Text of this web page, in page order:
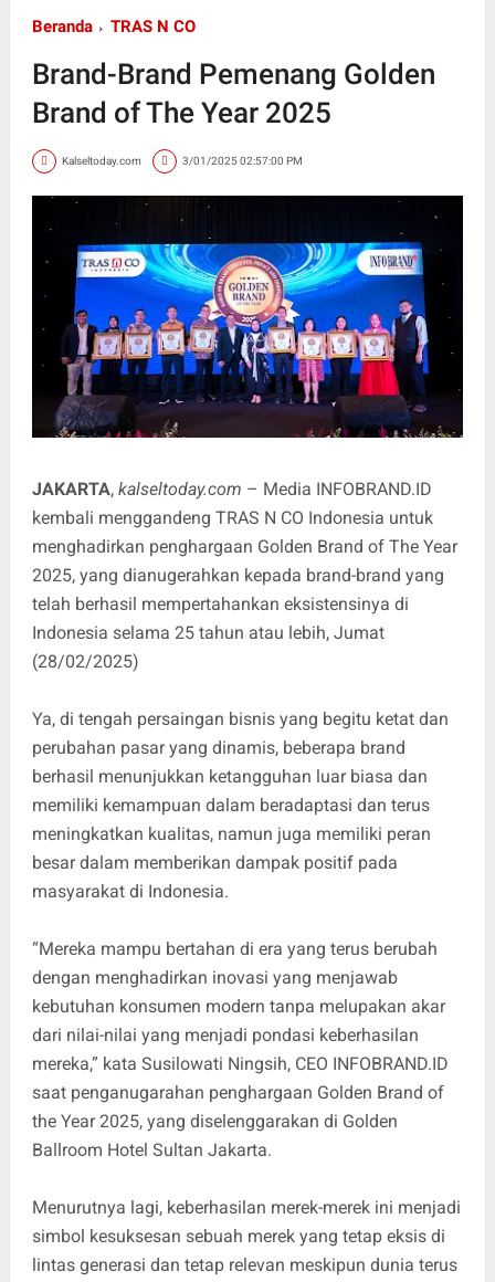
Beranda TRAS N CO
Brand-Brand Pemenang Golden
Brand of The Year 2025
Kalseltoday.com 3/01/2025 02:57:00 PM
JAKARTA, kalseltoday.com – Media INFOBRAND.ID
kembali menggandeng TRAS N CO Indonesia untuk
menghadirkan penghargaan Golden Brand of The Year
2025, yang dianugerahkan kepada brand-brand yang
telah berhasil mempertahankan eksistensinya di
Indonesia selama 25 tahun atau lebih, Jumat
(28/02/2025)
Ya, di tengah persaingan bisnis yang begitu ketat dan
perubahan pasar yang dinamis, beberapa brand
berhasil menunjukkan ketangguhan luar biasa dan
memiliki kemampuan dalam beradaptasi dan terus
meningkatkan kualitas, namun juga memiliki peran
besar dalam memberikan dampak positif pada
masyarakat di Indonesia.
“Mereka mampu bertahan di era yang terus berubah
dengan menghadirkan inovasi yang menjawab
kebutuhan konsumen modern tanpa melupakan akar
dari nilai-nilai yang menjadi pondasi keberhasilan
mereka,” kata Susilowati Ningsih, CEO INFOBRAND.ID
saat penganugarahan penghargaan Golden Brand of
the Year 2025, yang diselenggarakan di Golden
Ballroom Hotel Sultan Jakarta.
Menurutnya lagi, keberhasilan merek-merek ini menjadi
simbol kesuksesan sebuah merek yang tetap eksis di
lintas generasi dan tetap relevan meskipun dunia terus